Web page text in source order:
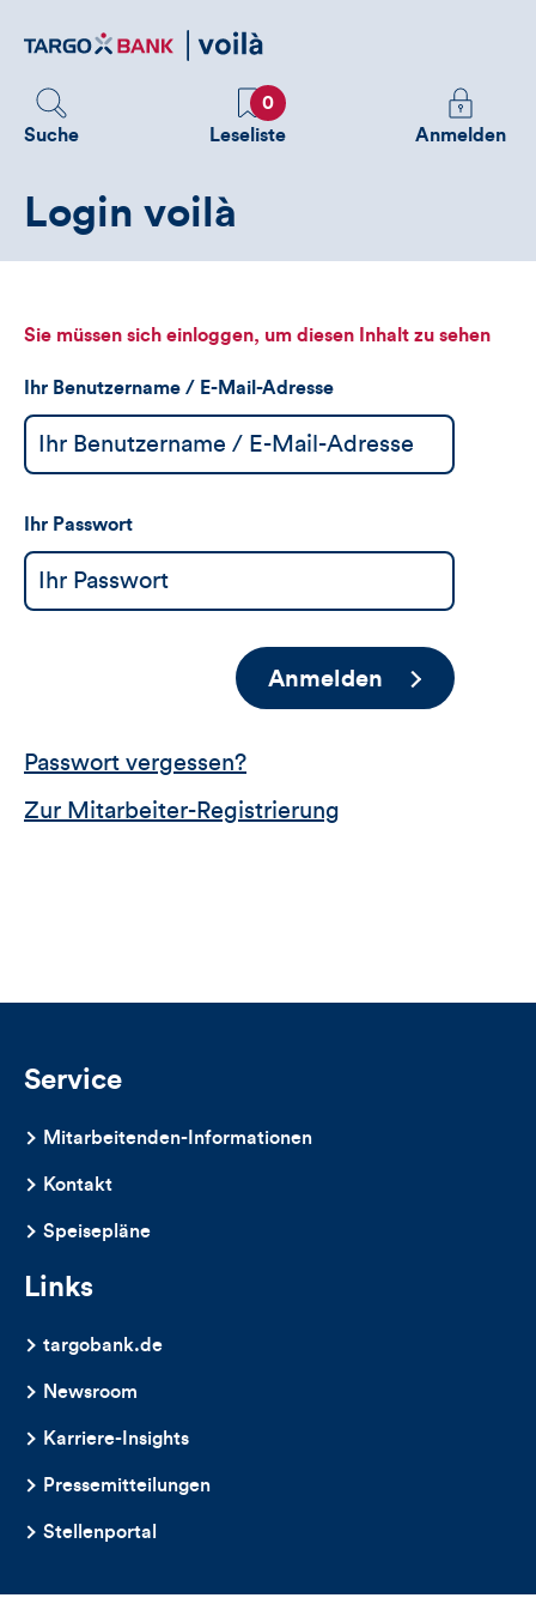
zum
Suche
Favoriten
0
Leseliste
Melden
Sie
sehen
Anmelden
Login voilà
Sie müssen sich einloggen, um diesen Inhalt zu sehen
Ihr Benutzername / E-Mail-Adresse
Ihr Passwort
Anmelden
Passwort vergessen?
Zur Mitarbeiter-Registrierung
Service
Mitarbeitenden-Informationen
Kontakt
Speisepläne
Links
targobank.de
Newsroom
Karriere-Insights
Pressemitteilungen
Stellenportal